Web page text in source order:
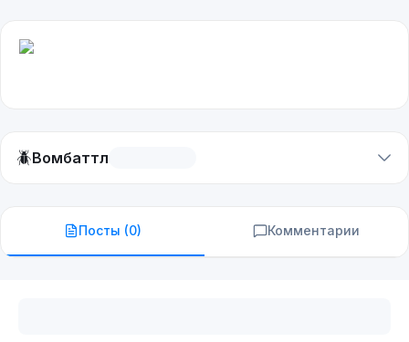
🪲Вомбаттл
Посты (0) Комментарии